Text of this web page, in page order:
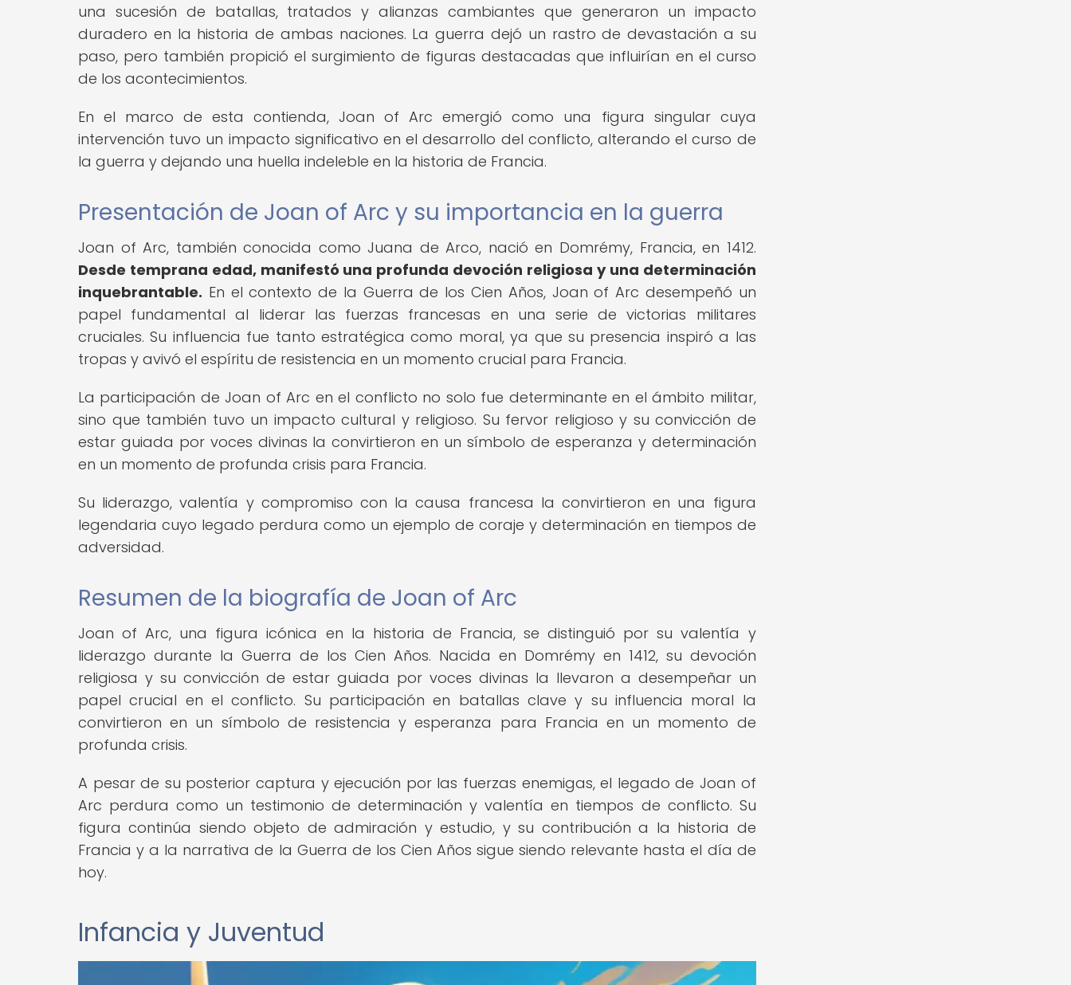
una sucesión de batallas, tratados y alianzas cambiantes que generaron un impacto
duradero en la historia de ambas naciones. La guerra dejó un rastro de devastación a su
paso, pero también propició el surgimiento de figuras destacadas que influirían en el curso
de los acontecimientos.
En el marco de esta contienda, Joan of Arc emergió como una figura singular cuya
intervención tuvo un impacto significativo en el desarrollo del conflicto, alterando el curso de
la guerra y dejando una huella indeleble en la historia de Francia.
Presentación de Joan of Arc y su importancia en la guerra
Joan of Arc, también conocida como Juana de Arco, nació en Domrémy, Francia, en 1412.
Desde temprana edad, manifestó una profunda devoción religiosa y una determinación
inquebrantable. En el contexto de la Guerra de los Cien Años, Joan of Arc desempeñó un
papel fundamental al liderar las fuerzas francesas en una serie de victorias militares
cruciales. Su influencia fue tanto estratégica como moral, ya que su presencia inspiró a las
tropas y avivó el espíritu de resistencia en un momento crucial para Francia.
La participación de Joan of Arc en el conflicto no solo fue determinante en el ámbito militar,
sino que también tuvo un impacto cultural y religioso. Su fervor religioso y su convicción de
estar guiada por voces divinas la convirtieron en un símbolo de esperanza y determinación
en un momento de profunda crisis para Francia.
Su liderazgo, valentía y compromiso con la causa francesa la convirtieron en una figura
legendaria cuyo legado perdura como un ejemplo de coraje y determinación en tiempos de
adversidad.
Resumen de la biografía de Joan of Arc
Joan of Arc, una figura icónica en la historia de Francia, se distinguió por su valentía y
liderazgo durante la Guerra de los Cien Años. Nacida en Domrémy en 1412, su devoción
religiosa y su convicción de estar guiada por voces divinas la llevaron a desempeñar un
papel crucial en el conflicto. Su participación en batallas clave y su influencia moral la
convirtieron en un símbolo de resistencia y esperanza para Francia en un momento de
profunda crisis.
A pesar de su posterior captura y ejecución por las fuerzas enemigas, el legado de Joan of
Arc perdura como un testimonio de determinación y valentía en tiempos de conflicto. Su
figura continúa siendo objeto de admiración y estudio, y su contribución a la historia de
Francia y a la narrativa de la Guerra de los Cien Años sigue siendo relevante hasta el día de
hoy.
Infancia y Juventud